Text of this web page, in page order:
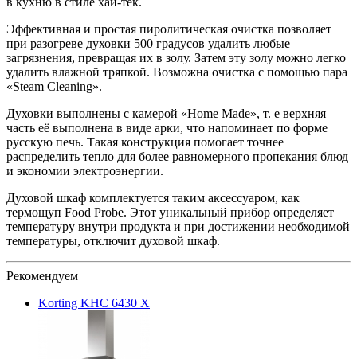
Эффективная и простая пиролитическая очистка позволяет
при разогреве духовки 500 градусов удалить любые
загрязнения, превращая их в золу. Затем эту золу можно легко
удалить влажной тряпкой. Возможна очистка с помощью пара
«Steam Cleaning».
Духовки выполнены с камерой «Home Made», т. е верхняя
часть её выполнена в виде арки, что напоминает по форме
русскую печь. Такая конструкция помогает точнее
распределить тепло для более равномерного пропекания блюд
и экономии электроэнергии.
Духовой шкаф комплектуется таким аксессуаром, как
термощуп Food Probe. Этот уникальный прибор определяет
температуру внутри продукта и при достижении необходимой
температуры, отключит духовой шкаф.
Рекомендуем
Korting KHC 6430 X